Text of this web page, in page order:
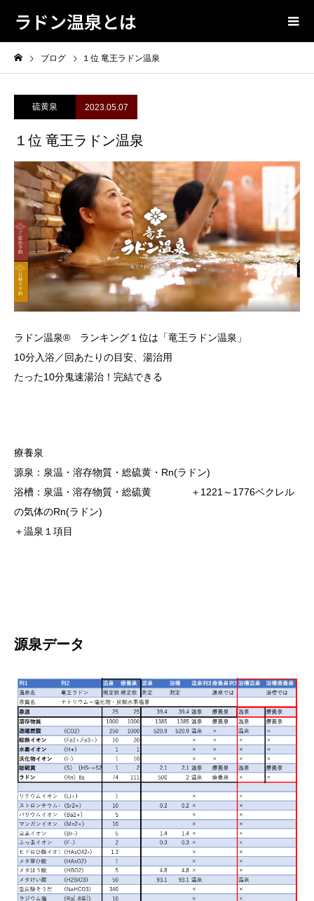
ラドン温泉とは
ブログ １位 竜王ラドン温泉
硫黄泉 2023.05.07
１位 竜王ラドン温泉
ラドン温泉® ランキング１位は「竜王ラドン温泉」
10分入浴／回あたりの目安、湯治用
たった10分鬼速湯治！完結できる
療養泉
源泉：泉温・溶存物質・総硫黄・Rn(ラドン)
浴槽：泉温・溶存物質・総硫黄 ＋1221～1776ベクレル
の気体のRn(ラドン)
＋温泉１項目
源泉データ